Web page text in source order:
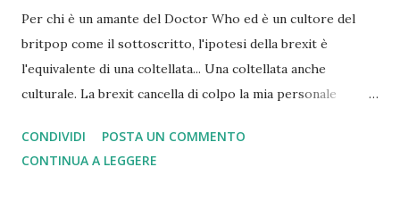
Per chi è un amante del Doctor Who ed è un cultore del
britpop come il sottoscritto, l'ipotesi della brexit è
l'equivalente di una coltellata... Una coltellata anche
culturale. La brexit cancella di colpo la mia personale
oltre Manica. Detto questo penso che la Storia con la S
maiuscola potrebbe essere impietosa con la Gran Bretagna
CONDIVIDI
POSTA UN COMMENTO
CONTINUA A LEGGERE